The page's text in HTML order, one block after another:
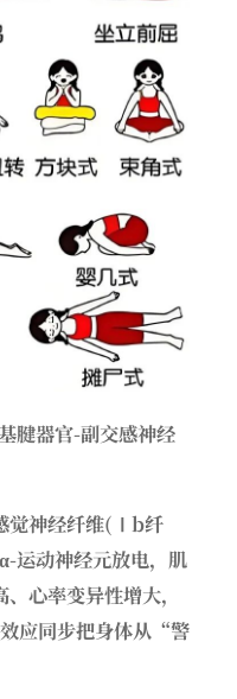
腱器官-副交感神经
觉神经纤维(Ⅰb纤
运动神经元放电，肌
心率变异性增大，
应同步把身体从“警